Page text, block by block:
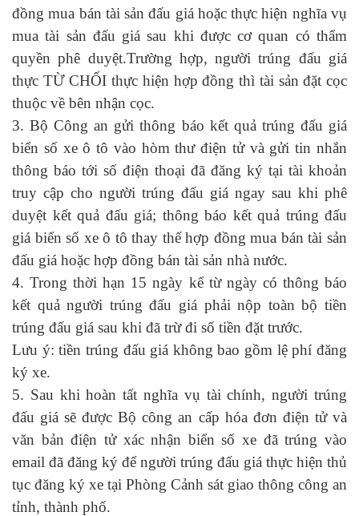
đồng mua bán tài sản đấu giá hoặc thực hiện nghĩa vụ
mua tài sản đấu giá sau khi được cơ quan có thẩm
quyền phê duyệt.Trường hợp, người trúng đấu giá
thực TỪ CHỐI thực hiện hợp đồng thì tài sản đặt cọc
thuộc về bên nhận cọc.
3. Bộ Công an gửi thông báo kết quả trúng đấu giá
biển số xe ô tô vào hòm thư điện tử và gửi tin nhắn
thông báo tới số điện thoại đã đăng ký tại tài khoản
truy cập cho người trúng đấu giá ngay sau khi phê
duyệt kết quả đấu giá; thông báo kết quả trúng đấu
giá biển số xe ô tô thay thế hợp đồng mua bán tài sản
đấu giá hoặc hợp đồng bán tài sản nhà nước.
4. Trong thời hạn 15 ngày kể từ ngày có thông báo
kết quả người trúng đấu giá phải nộp toàn bộ tiền
trúng đấu giá sau khi đã trừ đi số tiền đặt trước.
Lưu ý: tiền trúng đấu giá không bao gồm lệ phí đăng
ký xe.
5. Sau khi hoàn tất nghĩa vụ tài chính, người trúng
đấu giá sẽ được Bộ công an cấp hóa đơn điện tử và
văn bản điện tử xác nhận biển số xe đã trúng vào
email đã đăng ký để người trúng đấu giá thực hiện thủ
tục đăng ký xe tại Phòng Cảnh sát giao thông công an
tỉnh, thành phố.